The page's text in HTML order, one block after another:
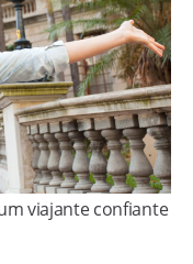
viajante confiante